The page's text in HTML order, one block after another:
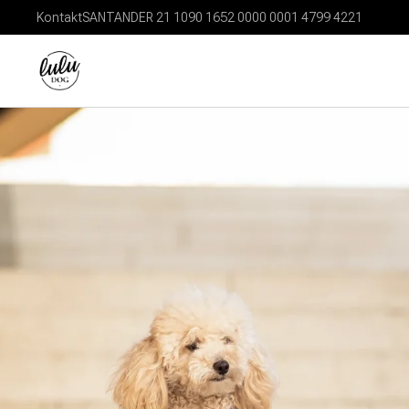
KontaktSANTANDER 21 1090 1652 0000 0001 4799 4221